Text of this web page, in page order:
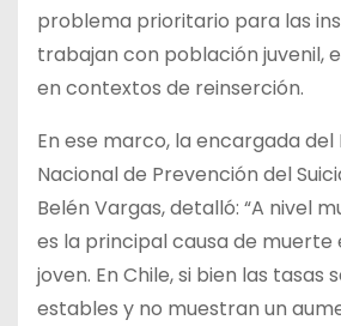
problema prioritario para las
trabajan con población juvenil,
en contextos de reinserción.
En ese marco, la encargada
Nacional de Prevención del
Belén Vargas, detalló: “A nivel
es la principal causa de muerte
joven. En Chile, si bien las tasas
estables y no muestran un